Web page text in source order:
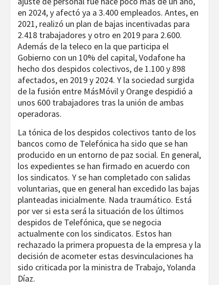
en 2024, y afectó ya a 3.400 empleados. Antes, en
2021, realizó un plan de bajas incentivadas para
2.418 trabajadores y otro en 2019 para 2.600.
Además de la teleco en la que participa el
Gobierno con un 10% del capital, Vodafone ha
hecho dos despidos colectivos, de 1.100 y 898
afectados, en 2019 y 2024. Y la sociedad surgida
de la fusión entre MásMóvil y Orange despidió a
unos 600 trabajadores tras la unión de ambas
operadoras.
La tónica de los despidos colectivos tanto de los
bancos como de Telefónica ha sido que se han
producido en un entorno de paz social. En general,
los expedientes se han firmado en acuerdo con
los sindicatos. Y se han completado con salidas
voluntarias, que en general han excedido las bajas
planteadas inicialmente. Nada traumático. Está
por ver si esta será la situación de los últimos
despidos de Telefónica, que se negocia
actualmente con los sindicatos. Estos han
rechazado la primera propuesta de la empresa y la
decisión de acometer estas desvinculaciones ha
sido criticada por la ministra de Trabajo, Yolanda
Díaz.